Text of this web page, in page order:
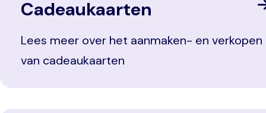
Cadeaukaarten
Lees meer over het aanmaken- en verkopen
van cadeaukaarten